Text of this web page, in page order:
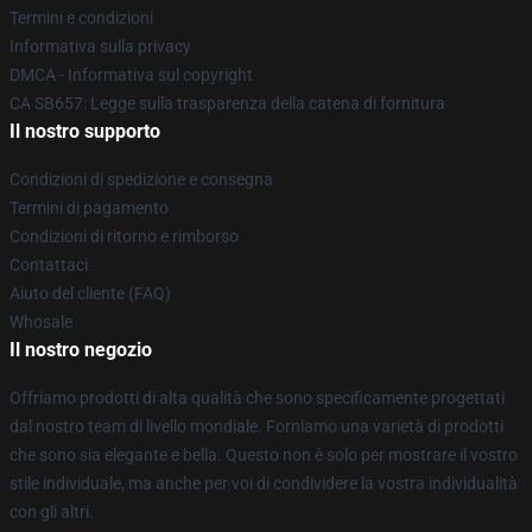
Termini e condizioni
Informativa sulla privacy
DMCA - Informativa sul copyright
CA SB657: Legge sulla trasparenza della catena di fornitura
Il nostro supporto
Condizioni di spedizione e consegna
Termini di pagamento
Condizioni di ritorno e rimborso
Contattaci
Aiuto del cliente (FAQ)
Whosale
Il nostro negozio
Offriamo prodotti di alta qualità che sono specificamente progettati
dal nostro team di livello mondiale. Forniamo una varietà di prodotti
che sono sia elegante e bella. Questo non è solo per mostrare il vostro
stile individuale, ma anche per voi di condividere la vostra individualità
con gli altri.